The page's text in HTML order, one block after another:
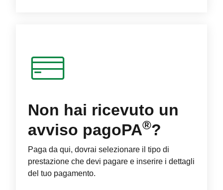
Non hai ricevuto un
avviso pagoPA®?
Paga da qui, dovrai selezionare il tipo di
prestazione che devi pagare e inserire i dettagli
del tuo pagamento.